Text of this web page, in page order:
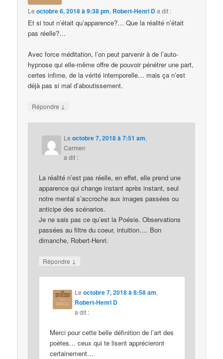
Leoctobre 6, 2018 à 9:38 pm, Robert-Henri Da dit :
Et si tout n’était qu’apparence?… Que la réalité n’était
pas réelle?…
Avec force méditation, l’on peut parvenir à de l’auto-
hypnose qui elle-même offre de pouvoir pénétrer une part,
certes infime, de la vérité intemporelle… mais ça n’est
déjà pas si mal d’aboutissement.
Répondre ↓
Leoctobre 7, 2018 à 7:51 am,
Carmen
a dit :
La réalité n’est pas réelle, en effet, elle prend une
apparence qui change instant après instant, seul
notre mental s’accroche aux images passées ou
anticipe des scénarios.
Je ne sais pas ce qu’est la Poésie. Observations
passées au filtre du coeur, intuition…. Bon
dimanche, Robert-Henri.
Répondre ↓
Leoctobre 7, 2018 à 8:58 am,
Robert-Henri D
a dit :
Merci pour cette belle définition de l’art des
poètes… ceux qui te lisent apprécieront
certainement…